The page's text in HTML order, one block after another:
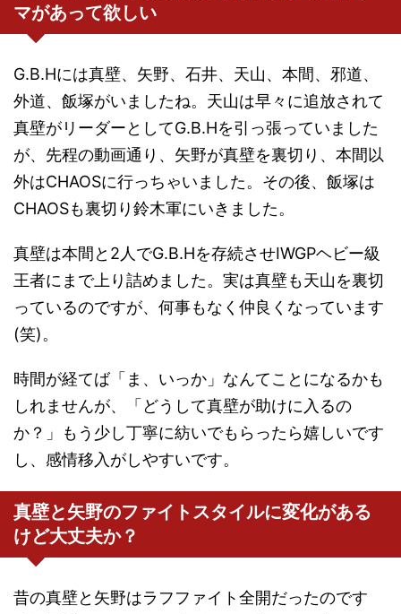
マがあって欲しい
G.B.Hには真壁、矢野、石井、天山、本間、邪道、
外道、飯塚がいましたね。天山は早々に追放されて
真壁がリーダーとしてG.B.Hを引っ張っていました
が、先程の動画通り、矢野が真壁を裏切り、本間以
外はCHAOSに行っちゃいました。その後、飯塚は
CHAOSも裏切り鈴木軍にいきました。
真壁は本間と2人でG.B.Hを存続させIWGPヘビー級
王者にまで上り詰めました。実は真壁も天山を裏切
っているのですが、何事もなく仲良くなっています
(笑)。
時間が経てば「ま、いっか」なんてことになるかも
しれませんが、「どうして真壁が助けに入るの
か？」もう少し丁寧に紡いでもらったら嬉しいです
し、感情移入がしやすいです。
真壁と矢野のファイトスタイルに変化がある
けど大丈夫か？
昔の真壁と矢野はラフファイト全開だったのです